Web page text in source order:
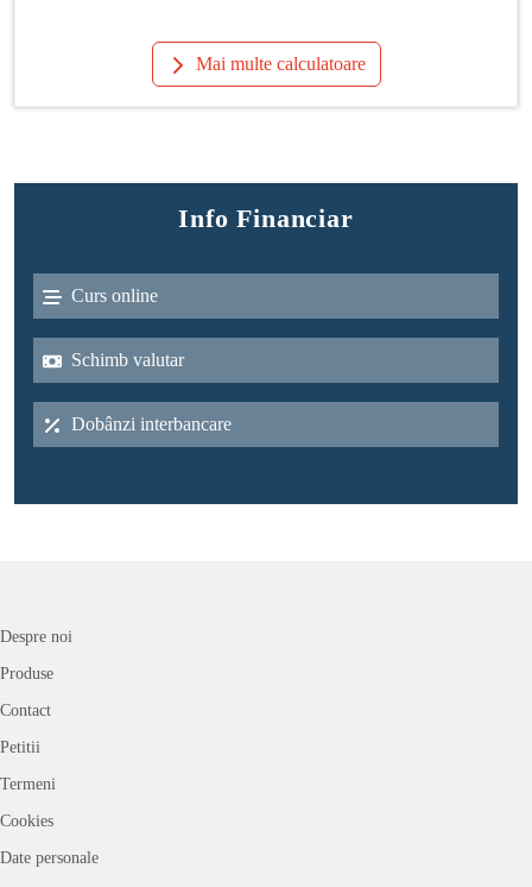
Mai multe calculatoare
Info Financiar
Curs online
Schimb valutar
Dobânzi interbancare
Despre noi
Produse
Contact
Petitii
Termeni
Cookies
Date personale